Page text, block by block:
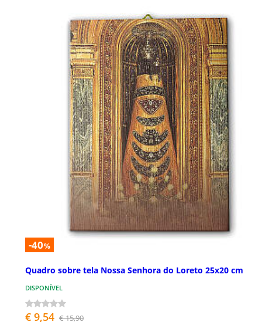
-40%
Quadro sobre tela Nossa Senhora do Loreto 25x20 cm
DISPONÍVEL
€ 9,54 € 15,90